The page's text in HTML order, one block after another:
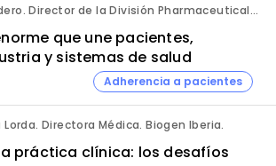
Daniel Londero. Director de la División Pharmaceuticals. Bayer de México.
que une pacientes,
y sistemas de salud
Adherencia a pacientes
Lorda. Directora Médica. Biogen Iberia.
práctica clínica: los desafíos